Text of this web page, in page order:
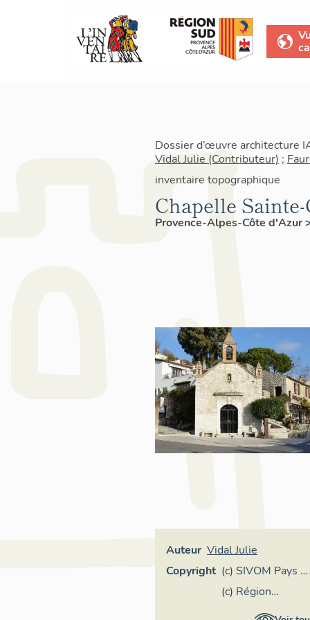
Dossier d’œuvre architecture
Vidal Julie (Contributeur) ;
inventaire topographique
Chapelle
Provence-Alpes-Côte d'Azur
Auteur Vidal Julie
Copyright (c) SIVOM Pays
Vence
(c) Région
Provence-Alpes-